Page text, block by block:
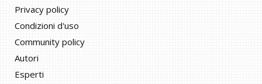
Privacy policy
Condizioni d'uso
Community policy
Autori
Esperti